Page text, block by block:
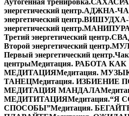
Аутогенная тренировка.
энергетический центр.АДЖНА-
энергетический центр.ВИШУДХА-
энергетический центр.
Третий энергетический центр.
Второй энергетический центр.
Первый энергетический центр.
центрыМедитация. РАБОТА КАК
МЕДИТАЦИЯМедитация.
ТАНЕЦМедитация. ИЗБИЕНИЕ
МЕДИТАЦИЯ МАНДАЛА
МЕДИТИТАЦИЯМедитация.“Я
СПОСОБЫ”Медитация.